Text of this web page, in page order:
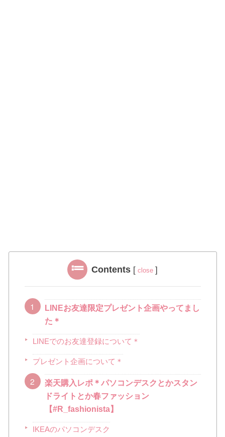
Contents [ close ]
LINEお友達限定プレゼント企画やってまし
た＊
LINEでのお友達登録について＊
プレゼント企画について＊
楽天購入レポ＊パソコンデスクとかスタン
ドライトとか春ファッション
【#R_fashionista】
IKEAのパソコンデスク